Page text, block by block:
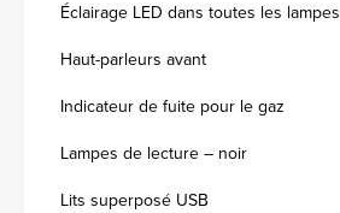
Éclairage LED dans toutes les lampes
Haut-parleurs avant
Indicateur de fuite pour le gaz
Lampes de lecture – noir
Lits superposé USB